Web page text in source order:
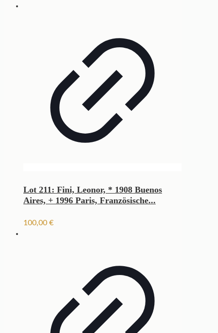
Lot 211: Fini, Leonor, * 1908 Buenos
Aires, + 1996 Paris, Französische...
100,00 €